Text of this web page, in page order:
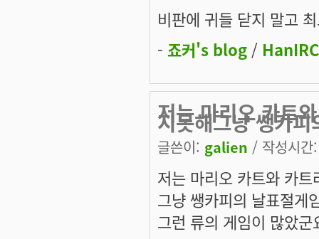
비판에 귀들 닫지 말고
- 죠커's blog /
저는 마리오 카트
지못해그냥 쌩카피
글쓴이: galien / 작성시
저는 마리오 카트와 카
그냥 쌩카피의 날표절게
그런 류의 게임이 많았군